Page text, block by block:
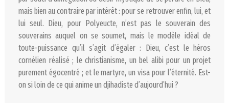
mais bien au contraire par intérêt : pour se retrouver enfin, lui, et
lui seul. Dieu, pour Polyeucte, n’est pas le souverain des
souverains auquel on se soumet, mais le modèle idéal de
toute-puissance qu’il s’agit d’égaler : Dieu, c’est le héros
cornélien réalisé ; le christianisme, un bel alibi pour un projet
purement égocentré ; et le martyre, un visa pour l’éternité. Est-
on si loin de ce qui anime un djihadiste d’aujourd’hui ?